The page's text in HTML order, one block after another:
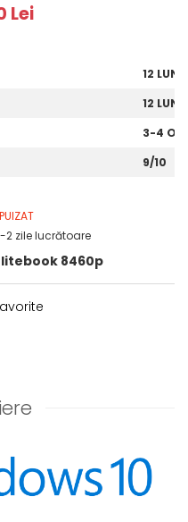
Lei
12 LUNI
12 LUNI
3-4
9/10
2 zile lucrătoare
8460p